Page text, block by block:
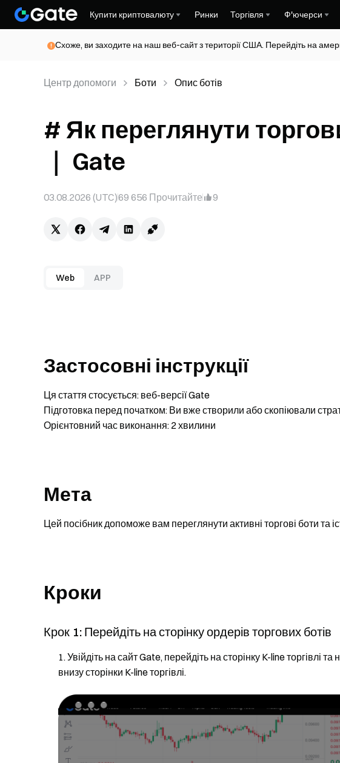
Купити криптовалюту Ринки Торгівля Ф'ючерси
Схоже, ви заходите на наш веб-сайт з території США. Перейдіть на
Центр допомоги Боти Опис ботів
# Як переглянути
｜ Gate
03.08.2026 (UTC)69 656 Прочитайте 9
Web APP
Застосовні інструкції
Ця стаття стосується: веб-версії Gate
Підготовка перед початком: Ви вже створили або скопіювали
Орієнтовний час виконання: 2 хвилини
Мета
Цей посібник допоможе вам переглянути активні торгові боти та
Кроки
Крок 1: Перейдіть на сторінку ордерів торгових ботів
Увійдіть на сайт Gate, перейдіть на сторінку K-line торгівлі та
внизу сторінки K-line торгівлі.